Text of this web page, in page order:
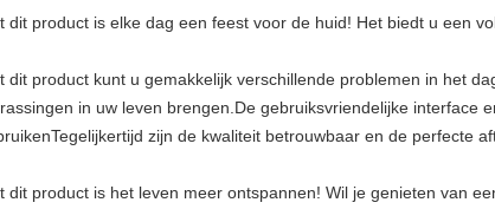
dit product is elke dag een feest voor de huid! Het biedt u een
dit product kunt u gemakkelijk verschillende problemen in het
in uw leven brengen.De gebruiksvriendelijke interface
zijn de kwaliteit betrouwbaar en de perfecte
dit product is het leven meer ontspannen! Wil je genieten van